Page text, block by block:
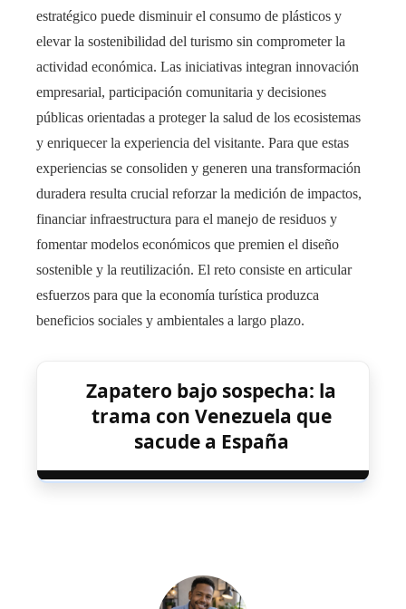
estratégico puede disminuir el consumo de plásticos y
elevar la sostenibilidad del turismo sin comprometer la
actividad económica. Las iniciativas integran innovación
empresarial, participación comunitaria y decisiones
públicas orientadas a proteger la salud de los ecosistemas
y enriquecer la experiencia del visitante. Para que estas
experiencias se consoliden y generen una transformación
duradera resulta crucial reforzar la medición de impactos,
financiar infraestructura para el manejo de residuos y
fomentar modelos económicos que premien el diseño
sostenible y la reutilización. El reto consiste en articular
esfuerzos para que la economía turística produzca
beneficios sociales y ambientales a largo plazo.
Zapatero bajo sospecha: la
trama con Venezuela que
sacude a España